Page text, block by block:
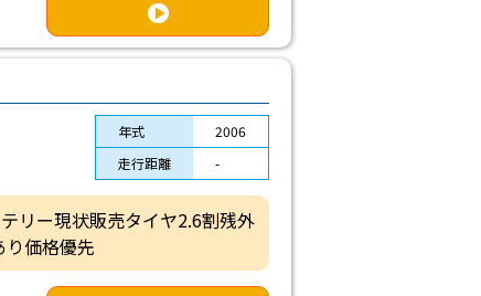
年式
2006
走行距離
-
リー現状販売タイヤ2.6割残外
価格優先